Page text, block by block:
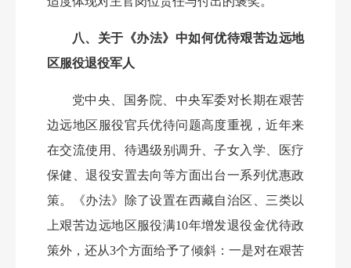
八、关于《办法》中如何优待艰苦边远地
区服役退役军人
党中央、国务院、中央军委对长期在艰苦
边远地区服役官兵优待问题高度重视，近年来
在交流使用、待遇级别调升、子女入学、医疗
保健、退役安置去向等方面出台一系列优惠政
策。《办法》除了设置在西藏自治区、三类以
上艰苦边远地区服役满10年增发退役金优待政
策外，还从3个方面给予了倾斜：一是对在艰苦